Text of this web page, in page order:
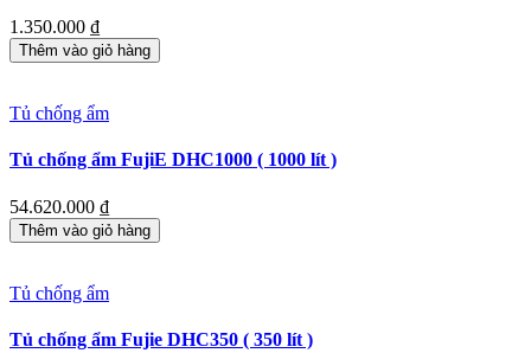
1.350.000 ₫
Thêm vào giỏ hàng
Tủ chống ẩm
Tủ chống ẩm FujiE DHC1000 ( 1000 lít )
54.620.000 ₫
Thêm vào giỏ hàng
Tủ chống ẩm
Tủ chống ẩm Fujie DHC350 ( 350 lít )